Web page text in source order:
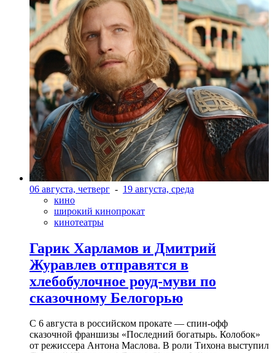
06 августа, четверг - 19 августа, среда
кино
широкий кинопрокат
кинотеатры
Гарик Харламов и Дмитрий
Журавлев отправятся в
хлебобулочное роуд-муви по
сказочному Белогорью
С 6 августа в российском прокате — спин-офф
сказочной франшизы «Последний богатырь. Колобок»
от режиссера Антона Маслова. В роли Тихона выступил